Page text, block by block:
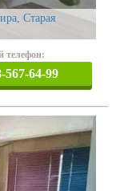
Старая
телефон:
567-64-99